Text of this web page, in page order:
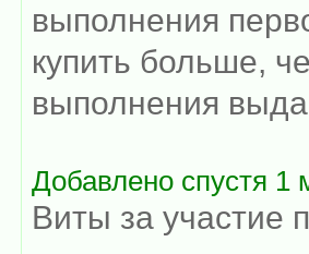
выполнения
купить больше,
выполнения
Добавлено спустя 1
Виты за участие